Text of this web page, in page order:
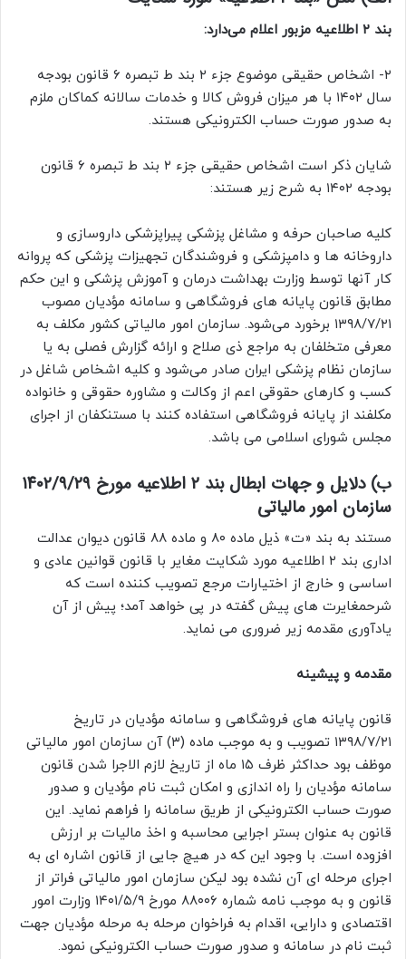
بند ۲ اطلاعیه مزبور اعلام می‌دارد:
۲- اشخاص حقیقی موضوع جزء ۲ بند ط تبصره ۶ قانون بودجه
سال ۱۴۰۲ با هر میزان فروش کالا و خدمات سالانه کماکان ملزم
به صدور صورت حساب الکترونیکی هستند.
شایان ذکر است اشخاص حقیقی جزء ۲ بند ط تبصره ۶ قانون
بودجه ۱۴۰۲ به شرح زیر هستند:
کلیه صاحبان حرفه و مشاغل پزشکی پیراپزشکی داروسازی و
داروخانه ها و دامپزشکی و فروشندگان تجهیزات پزشکی که پروانه
کار آنها توسط وزارت بهداشت درمان و آموزش پزشکی و این حکم
مطابق قانون پایانه های فروشگاهی و سامانه مؤدیان مصوب
۱۳۹۸/۷/۲۱ برخورد می‌شود. سازمان امور مالیاتی کشور مکلف به
معرفی متخلفان به مراجع ذی صلاح و ارائه گزارش فصلی به یا
سازمان نظام پزشکی ایران صادر می‌شود و کلیه اشخاص شاغل در
کسب و کارهای حقوقی اعم از وکالت و مشاوره حقوقی و خانواده
مکلفند از پایانه فروشگاهی استفاده کنند با مستنکفان از اجرای
مجلس شورای اسلامی می باشد.
ب) دلایل و جهات ابطال بند ۲ اطلاعیه مورخ ۱۴۰۲/۹/۲۹
سازمان امور مالیاتی
مستند به بند «ت» ذیل ماده ۸۰ و ماده ۸۸ قانون دیوان عدالت
اداری بند ۲ اطلاعیه مورد شکایت مغایر با قانون قوانین عادی و
اساسی و خارج از اختیارات مرجع تصویب کننده است که
شرحمغایرت های پیش گفته در پی خواهد آمد؛ پیش از آن
یادآوری مقدمه زیر ضروری می نماید.
مقدمه و پیشینه
قانون پایانه های فروشگاهی و سامانه مؤدیان در تاریخ
۱۳۹۸/۷/۲۱ تصویب و به موجب ماده (۳) آن سازمان امور مالیاتی
موظف بود حداکثر ظرف ۱۵ ماه از تاریخ لازم الاجرا شدن قانون
سامانه مؤدیان را راه اندازی و امکان ثبت نام مؤدیان و صدور
صورت حساب الکترونیکی از طریق سامانه را فراهم نماید. این
قانون به عنوان بستر اجرایی محاسبه و اخذ مالیات بر ارزش
افزوده است. با وجود این که در هیچ جایی از قانون اشاره ای به
اجرای مرحله ای آن نشده بود لیکن سازمان امور مالیاتی فراتر از
قانون و به موجب نامه شماره ۸۸۰۰۶ مورخ ۱۴۰۱/۵/۹ وزارت امور
اقتصادی و دارایی، اقدام به فراخوان مرحله به مرحله مؤدیان جهت
ثبت نام در سامانه و صدور صورت حساب الکترونیکی نمود.